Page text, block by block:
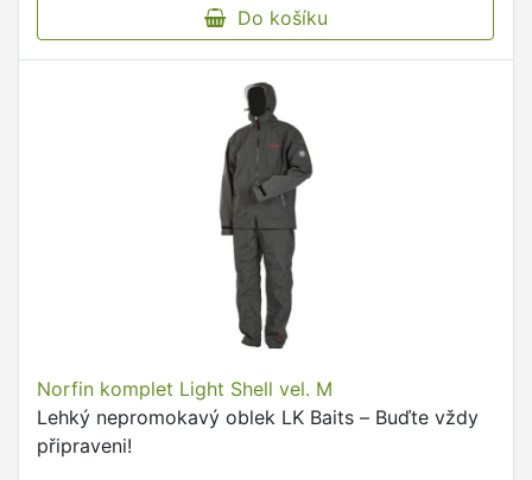
Do košíku
Norfin komplet Light Shell vel. M
Lehký nepromokavý oblek LK Baits – Buďte vždy
připraveni!